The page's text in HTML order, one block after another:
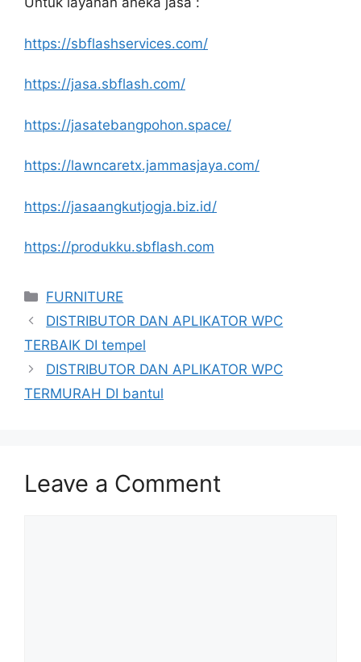
https://sbflashservices.com/
https://jasa.sbflash.com/
https://jasatebangpohon.space/
https://lawncaretx.jammasjaya.com/
https://jasaangkutjogja.biz.id/
https://produkku.sbflash.com
Categories
FURNITURE
DISTRIBUTOR DAN APLIKATOR WPC
TERBAIK DI tempel
DISTRIBUTOR DAN APLIKATOR WPC
TERMURAH DI bantul
Leave a Comment